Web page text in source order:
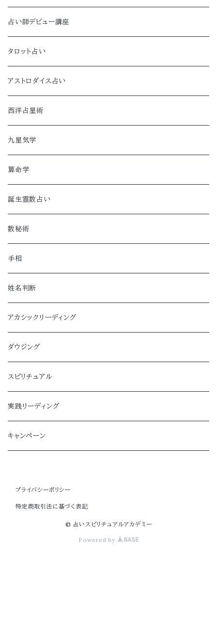
占い師デビュー講座
タロット占い
アストロダイス占い
西洋占星術
九星気学
算命学
誕生霊数占い
数秘術
手相
姓名判断
アカシックリーディング
ダウジング
スピリチュアル
実践リーディング
キャンペーン
プライバシーポリシー
特定商取引法に基づく表記
© 占いスピリチュアルアカデミー
Powered by